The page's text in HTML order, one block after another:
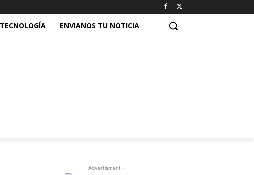
TECNOLOGÍA ENVIANOS TU NOTICIA
- Advertisment -